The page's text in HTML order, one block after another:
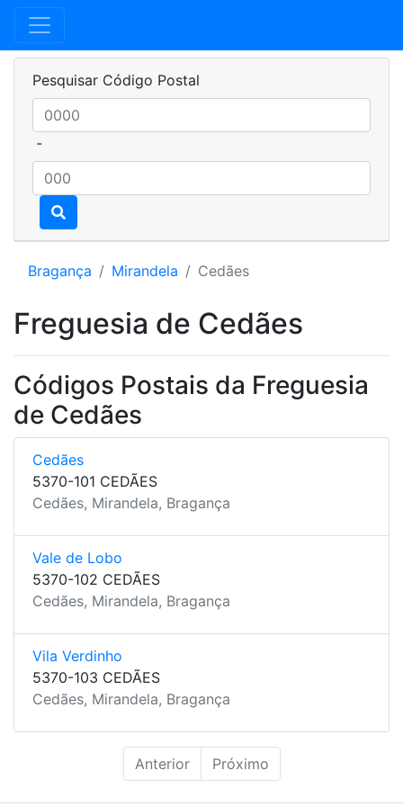
Pesquisar Código Postal
-
Bragança Mirandela Cedães
Freguesia de Cedães
Códigos Postais da Freguesia
de Cedães
Cedães
5370-101 CEDÃES
Cedães, Mirandela, Bragança
Vale de Lobo
5370-102 CEDÃES
Cedães, Mirandela, Bragança
Vila Verdinho
5370-103 CEDÃES
Cedães, Mirandela, Bragança
Anterior Próximo